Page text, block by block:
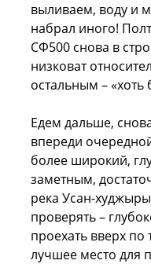
выливаем, воду и
набрал иного!
СФ500 снова в
низковат
остальным – «хоть
Едем дальше,
впереди
более широкий,
заметным,
река Усан-
проверять –
проехать вверх
лучшее место для